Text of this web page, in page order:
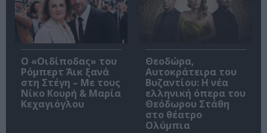
O «Οιδίποδας» του
Ρόμπερτ Άικ ξανά
στη Στέγη – Με τους
Νίκο Κουρή & Μαρία
Κεχαγιόγλου
Θεοδώρα,
Αυτοκράτειρα του
Βυζαντίου: Η νέα
ελληνική όπερα του
Θεόδωρου Στάθη
στο θέατρο
Ολύμπια